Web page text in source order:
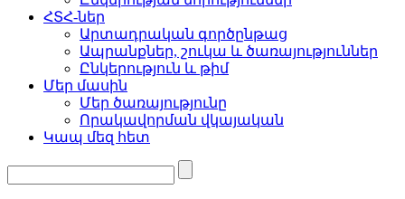
ՀՏՀ-ներ
Արտադրական գործընթաց
Ապրանքներ, շուկա և ծառայություններ
Ընկերություն և թիմ
Մեր մասին
Մեր ծառայությունը
Որակավորման վկայական
Կապ մեզ հետ